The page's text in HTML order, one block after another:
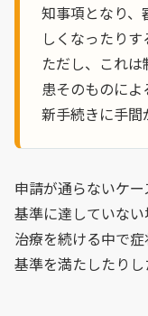
知事項となり、
しくなったりす
ただし、これ
患そのものに
新手続きに手間
申請が通らないケ
基準に達していない
治療を続ける中で
基準を満たしたりし